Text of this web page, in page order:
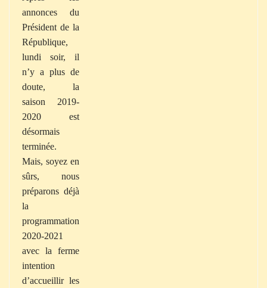
annonces du
Président de la
République,
lundi soir, il
n’y a plus de
doute, la
saison 2019-
2020 est
désormais
terminée.
Mais, soyez en
sûrs, nous
préparons déjà
la
programmation
2020-2021
avec la ferme
intention
d’accueillir les